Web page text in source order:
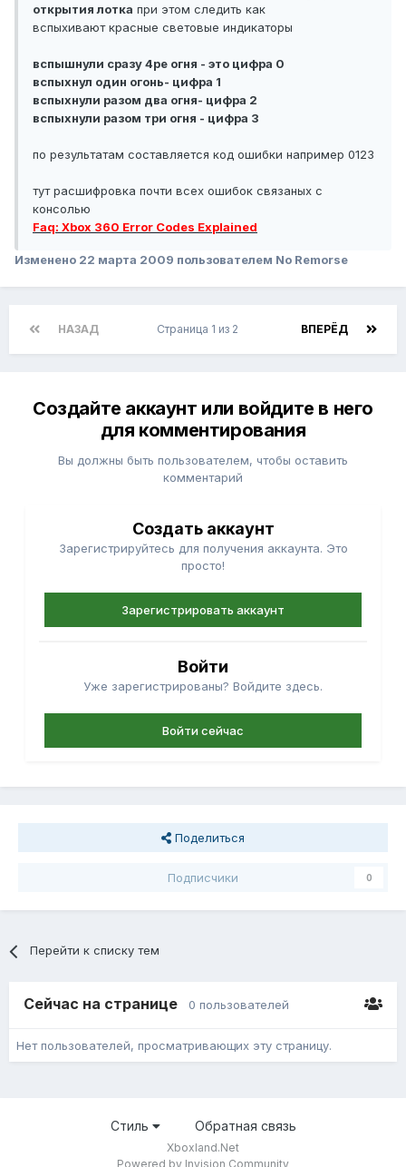
открытия лотка при этом следить как
вспыхивают красные световые индикаторы
вспышнули сразу 4ре огня - это цифра 0
вспыхнул один огонь- цифра 1
вспыхнули разом два огня- цифра 2
вспыхнули разом три огня - цифра 3
по результатам составляется код ошибки например 0123
тут расшифровка почти всех ошибок связаных с
консолью
Faq: Xbox 360 Error Codes Explained
Изменено 22 марта 2009 пользователем No Remorse
НАЗАД ВПЕРЁД
Страница 1 из 2
Создайте аккаунт или войдите в него
для комментирования
Вы должны быть пользователем, чтобы оставить
комментарий
Создать аккаунт
Зарегистрируйтесь для получения аккаунта. Это
просто!
Зарегистрировать аккаунт
Войти
Уже зарегистрированы? Войдите здесь.
Войти сейчас
Поделиться
Подписчики 0
Перейти к списку тем
Сейчас на странице 0 пользователей
Нет пользователей, просматривающих эту страницу.
Стиль Обратная связь
Xboxland.Net
Powered by Invision Community